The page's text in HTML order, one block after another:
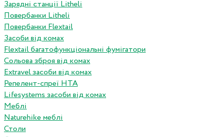
Зарядні станції Litheli
Повербанки Litheli
Повербанки Flextail
Засоби від комах
Flextail багатофункціональні фумігатори
Сольова зброя від комах
Extravel засоби від комах
Репелент-спреї HTA
Lifesystems засоби від комах
Меблі
Naturehike меблі
Столи